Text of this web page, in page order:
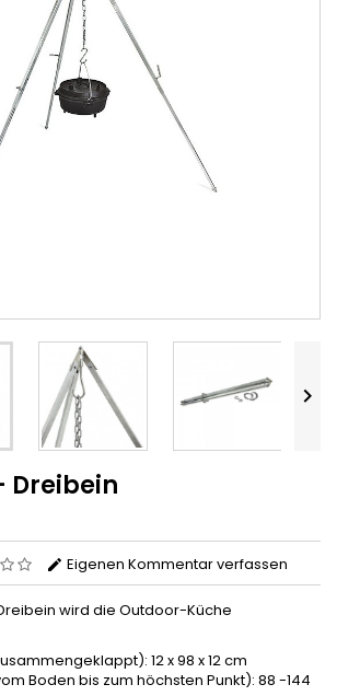

Dreibein
Eigenen Kommentar verfassen
wird die Outdoor-Küche
12 x 98 x 12 cm
Boden bis zum höchsten Punkt): 88 -144